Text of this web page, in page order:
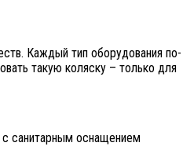
Каждый тип оборудования по-
такую коляску – только для
с санитарным оснащением